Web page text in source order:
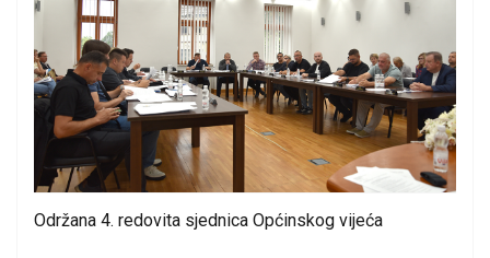
Održana 4. redovita sjednica Općinskog vijeća